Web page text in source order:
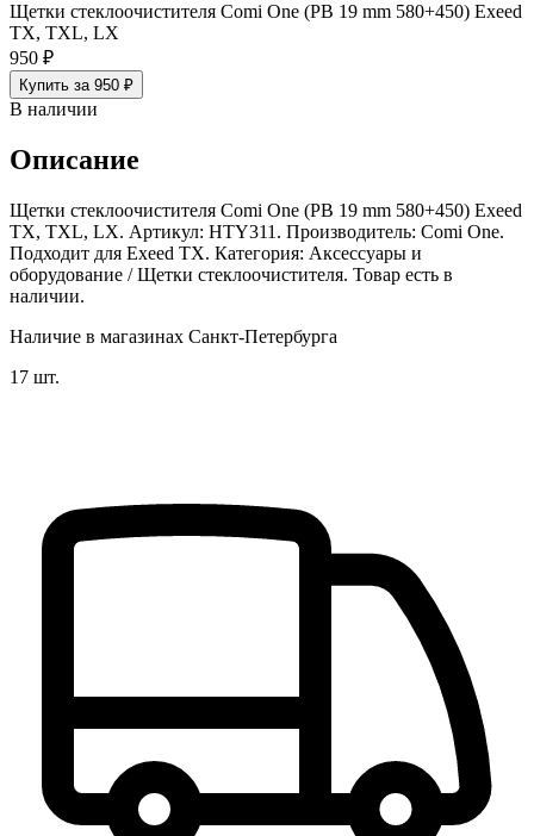
Щетки стеклоочистителя Comi One (PB 19 mm 580+450) Exeed
TX, TXL, LX
950 ₽
Купить за 950 ₽
В наличии
Описание
Щетки стеклоочистителя Comi One (PB 19 mm 580+450) Exeed
TX, TXL, LX. Артикул: HTY311. Производитель: Comi One.
Подходит для Exeed TX. Категория: Аксессуары и
оборудование / Щетки стеклоочистителя. Товар есть в
наличии.
Наличие в магазинах Санкт-Петербурга
17 шт.